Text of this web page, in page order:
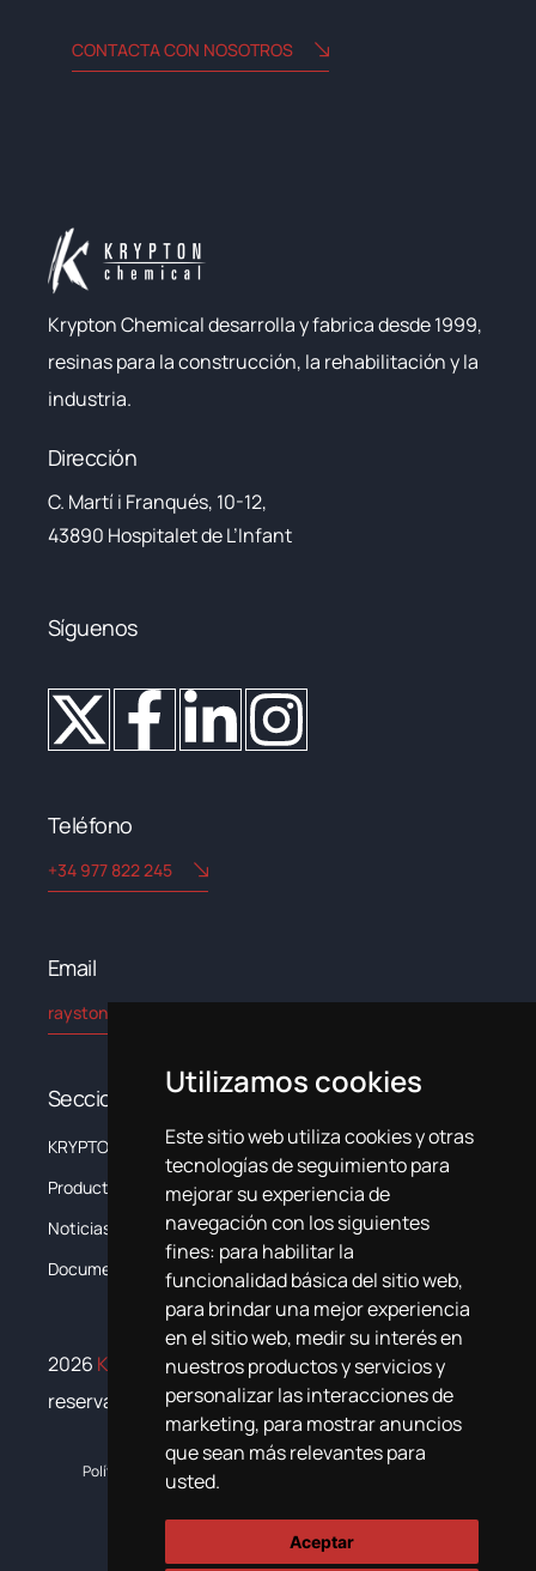
Utilizamos cookies
Este sitio web utiliza cookies y otras
tecnologías de seguimiento para
mejorar su experiencia de
navegación con los siguientes
fines: para habilitar la
funcionalidad básica del sitio web,
para brindar una mejor experiencia
en el sitio web, medir su interés en
nuestros productos y servicios y
personalizar las interacciones de
marketing, para mostrar anuncios
que sean más relevantes para
usted.
Aceptar
CONTACTA CON NOSOTROS
Krypton Chemical desarrolla y fabrica desde 1999,
resinas para la construcción, la rehabilitación y la
industria.
Dirección
C. Martí i Franqués, 10-12,
43890 Hospitalet de L’Infant
Síguenos
Teléfono
+34 977 822 245
Email​
rayston@kryptonchemical.com
Secciones
KRYPTON
La Empresa
Productos
Sistemas
Noticias
Formación
Documentación
Contacta
2026 Krypton Chemical. Todos los derechos
reservados
Política de cookies Política de privacidad Plan de igualdad